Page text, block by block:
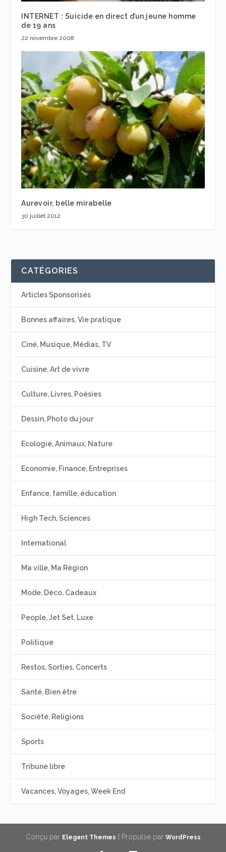
INTERNET : Suicide en direct d’un jeune homme
de 19 ans
22 novembre 2008
Aurevoir, belle mirabelle
30 juillet 2012
CATÉGORIES
Articles Sponsorisés
Bonnes affaires, Vie pratique
Ciné, Musique, Médias, TV
Cuisine, Art de vivre
Culture, Livres, Poésies
Dessin, Photo du jour
Ecologie, Animaux, Nature
Economie, Finance, Entreprises
Enfance, famille, éducation
High Tech, Sciences
International
Ma ville, Ma Région
Mode, Déco, Cadeaux
People, Jet Set, Luxe
Politique
Restos, Sorties, Concerts
Santé, Bien être
Société, Religions
Sports
Tribune libre
Vacances, Voyages, Week End
Conçu par Elegant Themes | Propulsé par WordPress